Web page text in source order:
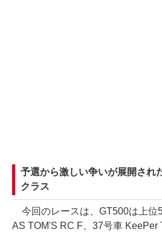
予選から激しい争いが展開され
クラス
今回のレースは、GT500は上位
AS TOM'S RC F、37号車 KeePer